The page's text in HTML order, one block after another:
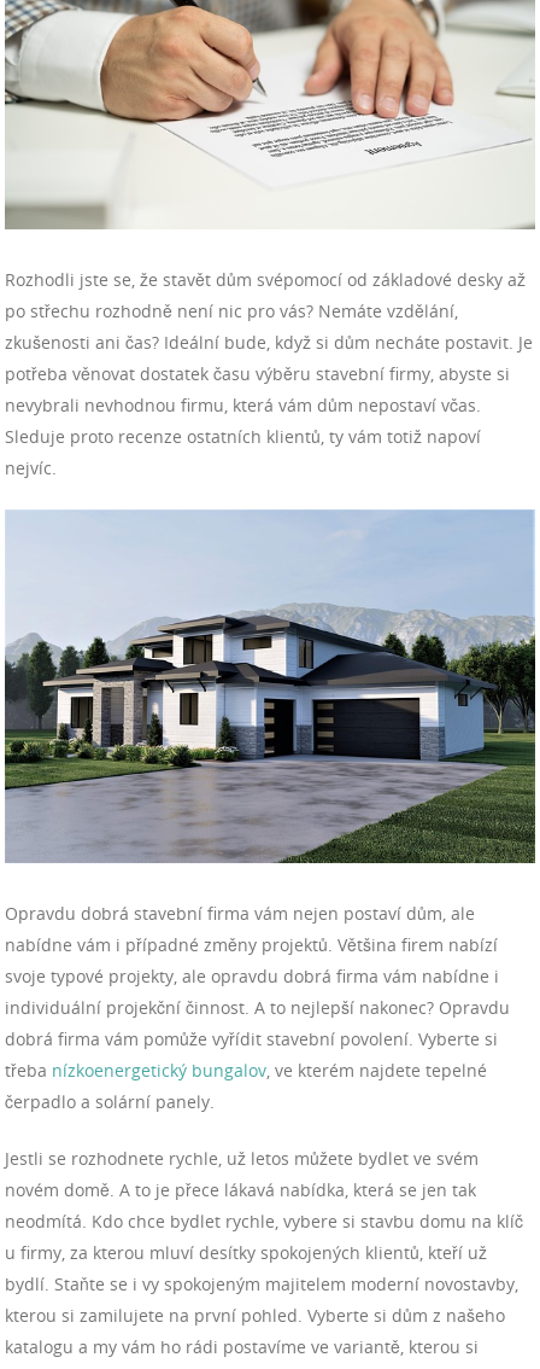
Rozhodli jste se, že stavět dům svépomocí od základové desky až
po střechu rozhodně není nic pro vás? Nemáte vzdělání,
zkušenosti ani čas? Ideální bude, když si dům necháte postavit. Je
potřeba věnovat dostatek času výběru stavební firmy, abyste si
nevybrali nevhodnou firmu, která vám dům nepostaví včas.
Sleduje proto recenze ostatních klientů, ty vám totiž napoví
nejvíc.
Opravdu dobrá stavební firma vám nejen postaví dům, ale
nabídne vám i případné změny projektů. Většina firem nabízí
svoje typové projekty, ale opravdu dobrá firma vám nabídne i
individuální projekční činnost. A to nejlepší nakonec? Opravdu
dobrá firma vám pomůže vyřídit stavební povolení. Vyberte si
třeba nízkoenergetický bungalov, ve kterém najdete tepelné
čerpadlo a solární panely.
Jestli se rozhodnete rychle, už letos můžete bydlet ve svém
novém domě. A to je přece lákavá nabídka, která se jen tak
neodmítá. Kdo chce bydlet rychle, vybere si stavbu domu na klíč
u firmy, za kterou mluví desítky spokojených klientů, kteří už
bydlí. Staňte se i vy spokojeným majitelem moderní novostavby,
kterou si zamilujete na první pohled. Vyberte si dům z našeho
katalogu a my vám ho rádi postavíme ve variantě, kterou si